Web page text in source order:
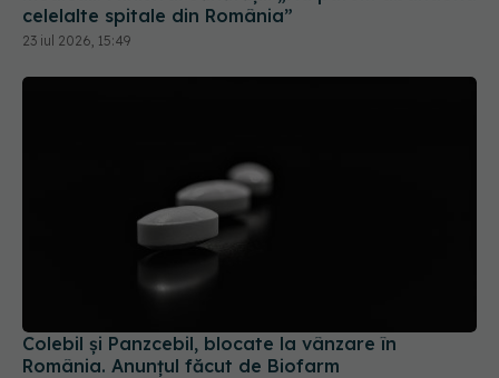
Colebil și Panzcebil, blocate la vânzare în
04 aug 2026, 19:47